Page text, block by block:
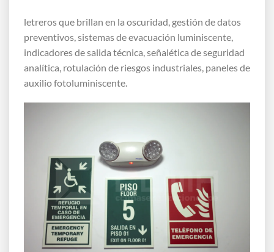
letreros que brillan en la oscuridad, gestión de datos
preventivos, sistemas de evacuación luminiscente,
indicadores de salida técnica, señalética de seguridad
analítica, rotulación de riesgos industriales, paneles de
auxilio fotoluminiscente.